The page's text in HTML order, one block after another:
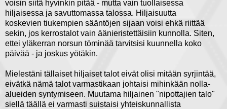
voisin siitä hyvinkin pitää - mutta vain tuollaisessa
hiljaisessa ja savuttomassa talossa. Hiljaisuutta
koskevien tiukempien sääntöjen sijaan voisi ehkä riittää
sekin, jos kerrostalot vain äänieristettäisiin kunnolla. Siten,
ettei yläkerran norsun töminää tarvitsisi kuunnella koko
päivää - ja joskus yötäkin.
Mielestäni tällaiset hiljaiset talot eivät olisi mitään syrjintää,
eivätkä nämä talot varmastikaan johtaisi mihinkään nolla-
alueiden syntymiseen. Muutama hiljainen "nipottajien talo"
siellä täällä ei varmasti suistaisi yhteiskunnallista